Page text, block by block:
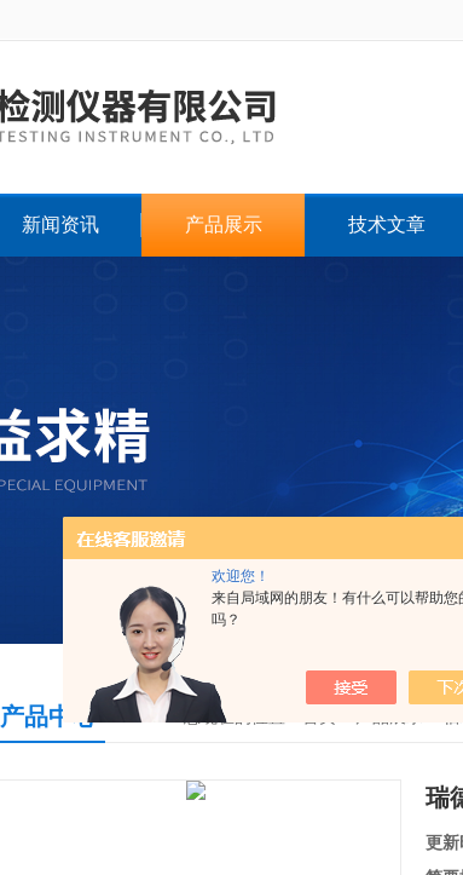
欢迎您！
来自局域网的朋友！有什么可以帮助您
吗？
新闻资讯 产品展示 技术文章
产品中心 您现在的位置：
瑞
更新